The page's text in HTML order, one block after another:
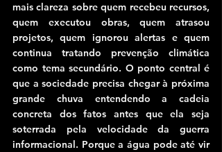
mais clareza sobre quem recebeu recursos,
quem executou obras, quem atrasou
projetos, quem ignorou alertas e quem
continua tratando prevenção climática
como tema secundário. O ponto central é
que a sociedade precisa chegar à próxima
grande chuva entendendo a cadeia
concreta dos fatos antes que ela seja
soterrada pela velocidade da guerra
informacional. Porque a água pode até vir